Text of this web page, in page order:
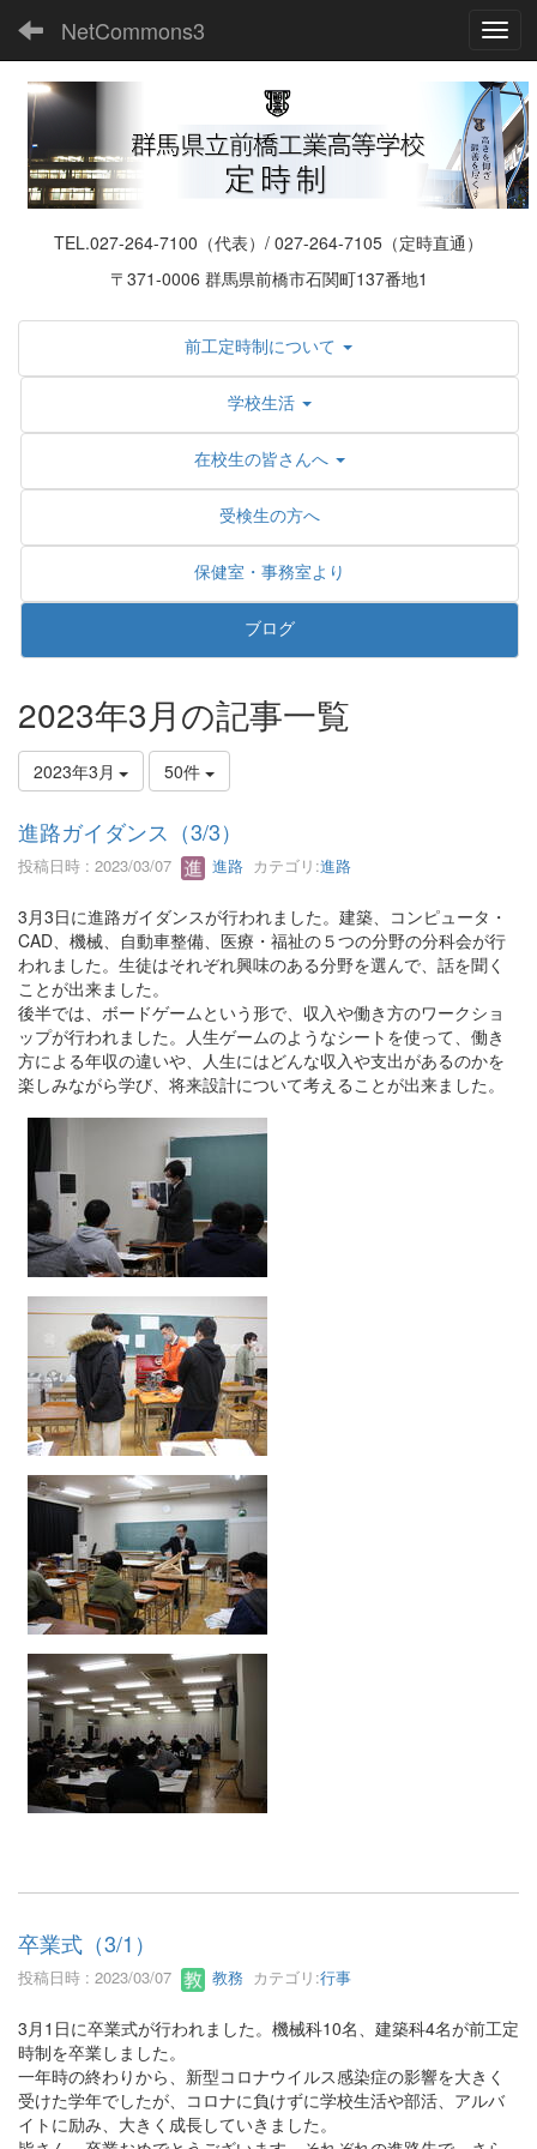
NetCommons3
TEL.027-264-7100（代表）/ 027-264-7105（定時直通）
〒371-0006 群馬県前橋市石関町137番地1
前工定時制について
学校生活
在校生の皆さんへ
受検生の方へ
保健室・事務室より
ブログ
2023年3月の記事一覧
2023年3月 50件
進路ガイダンス（3/3）
投稿日時 : 2023/03/07 進路 カテゴリ:進路
3月3日に進路ガイダンスが行われました。建築、コンピュータ・
CAD、機械、自動車整備、医療・福祉の５つの分野の分科会が行
われました。生徒はそれぞれ興味のある分野を選んで、話を聞く
ことが出来ました。
後半では、ボードゲームという形で、収入や働き方のワークショ
ップが行われました。人生ゲームのようなシートを使って、働き
方による年収の違いや、人生にはどんな収入や支出があるのかを
楽しみながら学び、将来設計について考えることが出来ました。
卒業式（3/1）
投稿日時 : 2023/03/07 教務 カテゴリ:行事
3月1日に卒業式が行われました。機械科10名、建築科4名が前工定
時制を卒業しました。
一年時の終わりから、新型コロナウイルス感染症の影響を大きく
受けた学年でしたが、コロナに負けずに学校生活や部活、アルバ
イトに励み、大きく成長していきました。